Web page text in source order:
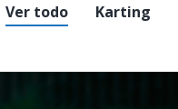
Ver todo Karting